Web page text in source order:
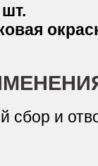
шт.
сбор и